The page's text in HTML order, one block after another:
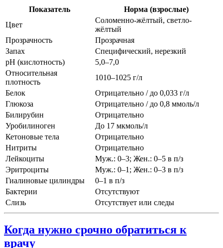
Показатель
Норма (взрослые)
Цвет
Соломенно-жёлтый, светло-
жёлтый
Прозрачность
Прозрачная
Запах
Специфический, нерезкий
pH (кислотность)
5,0–7,0
Относительная
плотность
1010–1025 г/л
Белок
Отрицательно / до 0,033 г/л
Глюкоза
Отрицательно / до 0,8 ммоль/л
Билирубин
Отрицательно
Уробилиноген
До 17 мкмоль/л
Кетоновые тела
Отрицательно
Нитриты
Отрицательно
Лейкоциты
Муж.: 0–3; Жен.: 0–5 в п/з
Эритроциты
Муж.: 0–1; Жен.: 0–3 в п/з
Гиалиновые цилиндры
0–1 в п/з
Бактерии
Отсутствуют
Слизь
Отсутствует или следы
Когда нужно срочно обратиться к
врачу